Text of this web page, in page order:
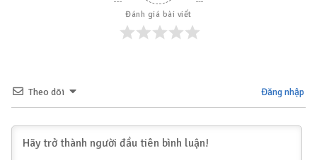
Đánh giá bài viết
Theo dõi Đăng nhập